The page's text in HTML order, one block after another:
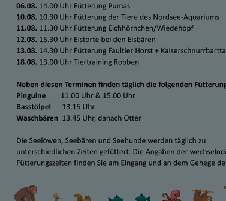
BEI DEN
WIEDER AUF DER